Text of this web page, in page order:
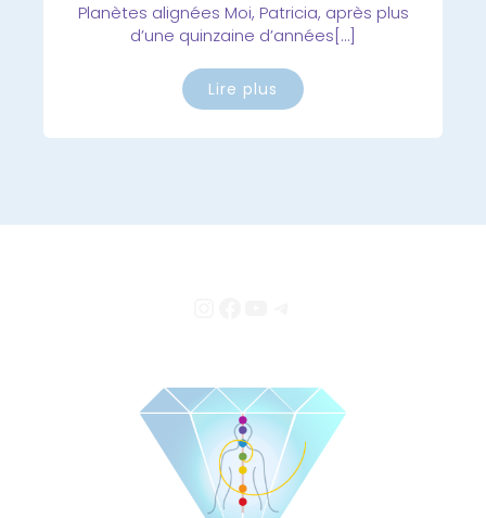
Planètes alignées Moi, Patricia, après plus
d’une quinzaine d’années[…]
Lire plus